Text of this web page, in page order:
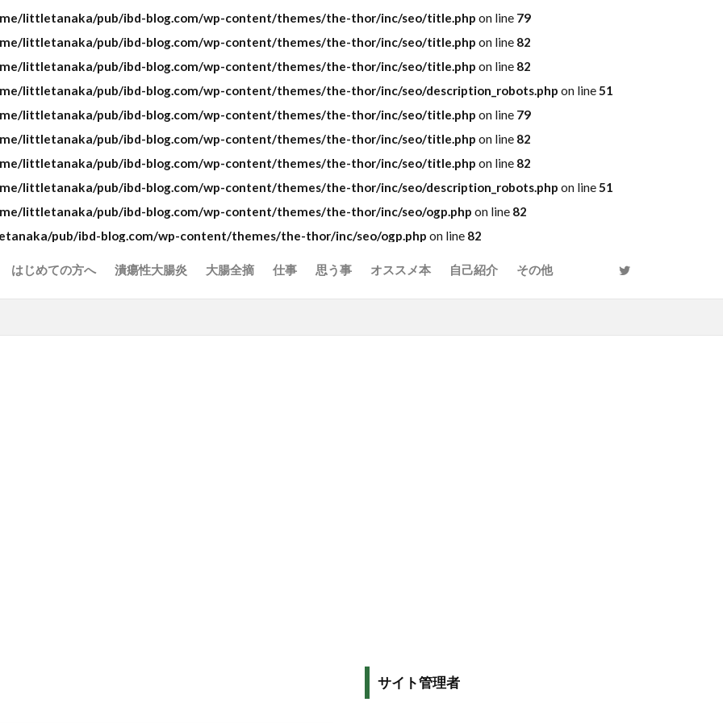
littletanaka/pub/ibd-blog.com/wp-content/themes/the-thor/inc/seo/title.php on line 79
littletanaka/pub/ibd-blog.com/wp-content/themes/the-thor/inc/seo/title.php on line 82
littletanaka/pub/ibd-blog.com/wp-content/themes/the-thor/inc/seo/title.php on line 82
littletanaka/pub/ibd-blog.com/wp-content/themes/the-thor/inc/seo/description_robots.php on line51
littletanaka/pub/ibd-blog.com/wp-content/themes/the-thor/inc/seo/title.php on line 79
littletanaka/pub/ibd-blog.com/wp-content/themes/the-thor/inc/seo/title.php on line 82
littletanaka/pub/ibd-blog.com/wp-content/themes/the-thor/inc/seo/title.php on line 82
littletanaka/pub/ibd-blog.com/wp-content/themes/the-thor/inc/seo/description_robots.php on line51
littletanaka/pub/ibd-blog.com/wp-content/themes/the-thor/inc/seo/ogp.php on line 82
pub/ibd-blog.com/wp-content/themes/the-thor/inc/seo/ogp.php on line 82
はじめての方へ 潰瘍性大腸炎 大腸全摘 仕事 思う事 オススメ本 自己紹介 その他
サイト管理者